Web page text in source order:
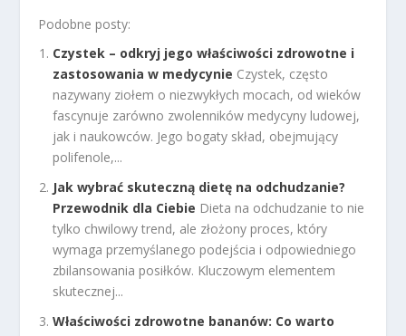
Podobne posty:
Czystek – odkryj jego właściwości zdrowotne i
zastosowania w medycynie Czystek, często
nazywany ziołem o niezwykłych mocach, od wieków
fascynuje zarówno zwolenników medycyny ludowej,
jak i naukowców. Jego bogaty skład, obejmujący
polifenole,...
Jak wybrać skuteczną dietę na odchudzanie?
Przewodnik dla Ciebie Dieta na odchudzanie to nie
tylko chwilowy trend, ale złożony proces, który
wymaga przemyślanego podejścia i odpowiedniego
zbilansowania posiłków. Kluczowym elementem
skutecznej...
Właściwości zdrowotne bananów: Co warto